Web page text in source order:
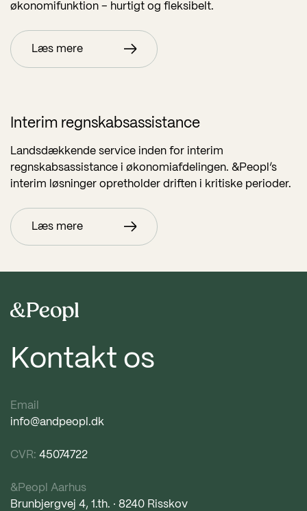
økonomifunktion – hurtigt og fleksibelt.
Læs mere
Interim regnskabsassistance
Landsdækkende service inden for interim
regnskabsassistance i økonomiafdelingen. &Peopl’s
interim løsninger opretholder driften i kritiske perioder.
Læs mere
Kontakt os
Email
info@andpeopl.dk
CVR: 45074722
&Peopl Aarhus
Brunbjergvej 4, 1.th. · 8240 Risskov